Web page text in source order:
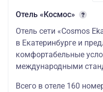
Отель «Космос»
Отель сети «Cosmos
в Екатеринбурге и
комфортабельные
международными
Всего в отеле 160